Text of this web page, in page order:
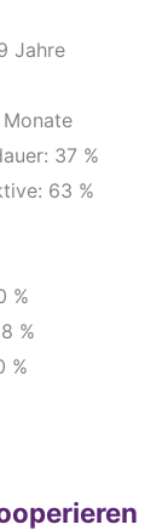
Jahre
Monate
37 %
63 %
%
%
%